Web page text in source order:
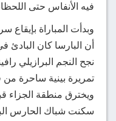
فيه الأنفاس حتى
وبدأت المباراة بإيقاع
نجح النجم البرازيلي
تمريرة بينية ساحرة من
ويخترق منطقة الجزاء
سكنت شباك الحارس